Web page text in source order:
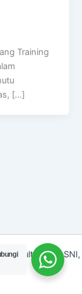
Training
[…]
ISO, SNI,